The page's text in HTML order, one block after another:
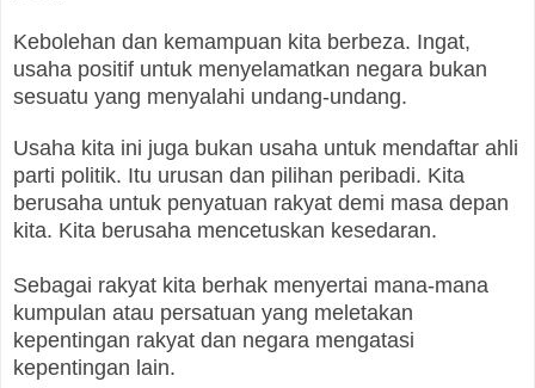
Kebolehan dan kemampuan kita berbeza. Ingat,
usaha positif untuk menyelamatkan negara bukan
sesuatu yang menyalahi undang-undang.
Usaha kita ini juga bukan usaha untuk mendaftar ahli
parti politik. Itu urusan dan pilihan peribadi. Kita
berusaha untuk penyatuan rakyat demi masa depan
kita. Kita berusaha mencetuskan kesedaran.
Sebagai rakyat kita berhak menyertai mana-mana
kumpulan atau persatuan yang meletakan
kepentingan rakyat dan negara mengatasi
kepentingan lain.